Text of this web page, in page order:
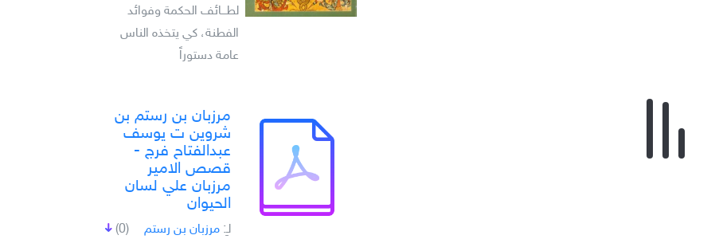
لطـــائف الحكمة وفوائد
الفطنة، كي يتخذه الناس
عامة دستوراً
مرزبان بن رستم بن
شروين ت يوسف
عبدالفتاح فرج -
قصص الامير
مرزبان علي لسان
الحيوان
(0) لـِ: مرزبان بن رستم